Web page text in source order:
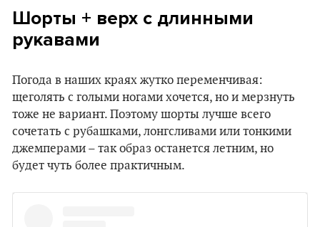
Шорты + верх с длинными
рукавами
Погода в наших краях жутко переменчивая:
щеголять с голыми ногами хочется, но и мерзнуть
тоже не вариант. Поэтому шорты лучше всего
сочетать с рубашками, лонгсливами или тонкими
джемперами – так образ останется летним, но
будет чуть более практичным.